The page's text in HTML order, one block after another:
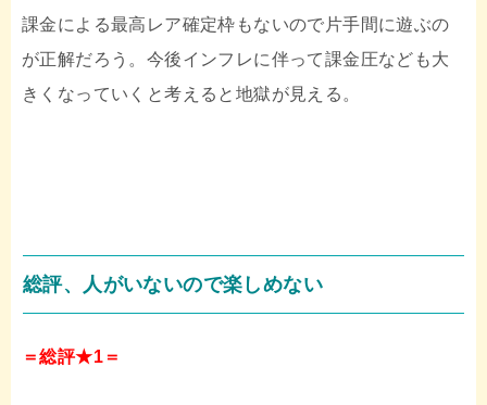
課金による最高レア確定枠もないので片手間に遊ぶの
が正解だろう。今後インフレに伴って課金圧なども大
きくなっていくと考えると地獄が見える。
総評、人がいないので楽しめない
＝総評★1＝